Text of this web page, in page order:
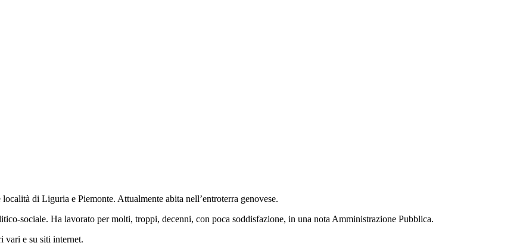
di Liguria e Piemonte. Attualmente abita nell’entroterra genovese.
sociale. Ha lavorato per molti, troppi, decenni, con poca soddisfazione, in una nota Amministrazione Pubblica.
vari e su siti internet.